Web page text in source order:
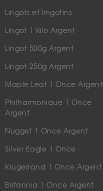
Lingots et lingotins
Lingot 1 Kilo Argent
Lingot 500g Argent
Lingot 250g Argent
Maple Leaf 1 Once Argent
Philharmonique 1 Once
Argent
Nugget 1 Once Argent
Silver Eagle 1 Once
Krugerrand 1 Once Argent
Britannia 1 Once Argent